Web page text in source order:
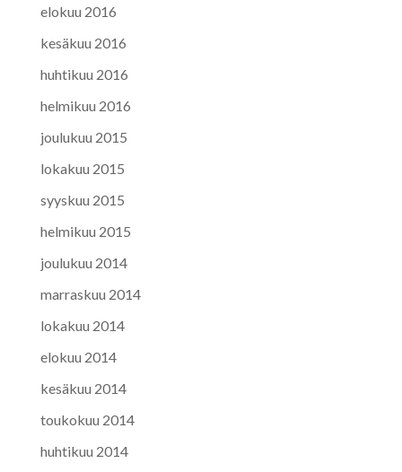
elokuu 2016
kesäkuu 2016
huhtikuu 2016
helmikuu 2016
joulukuu 2015
lokakuu 2015
syyskuu 2015
helmikuu 2015
joulukuu 2014
marraskuu 2014
lokakuu 2014
elokuu 2014
kesäkuu 2014
toukokuu 2014
huhtikuu 2014